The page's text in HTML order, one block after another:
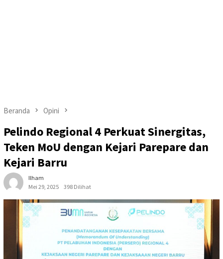
Beranda Opini
Pelindo Regional 4 Perkuat Sinergitas,
Teken MoU dengan Kejari Parepare dan
Kejari Barru
Ilham
Mei 29, 2025
398 Dilihat